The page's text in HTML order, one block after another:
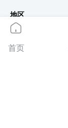
地区
欧洲 eSIM
亚洲 eSIM
首页